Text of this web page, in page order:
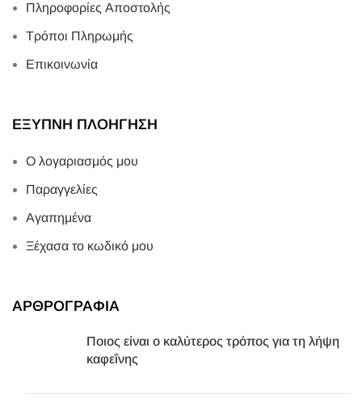
Πληροφορίες Αποστολής
Τρόποι Πληρωμής
Επικοινωνία
ΕΞΥΠΝΗ ΠΛΟΗΓΗΣΗ
Ο λογαριασμός μου
Παραγγελίες
Αγαπημένα
Ξέχασα το κωδικό μου
ΑΡΘΡΟΓΡΑΦΙΑ
Ποιος είναι ο καλύτερος τρόπος για τη λήψη
καφεΐνης